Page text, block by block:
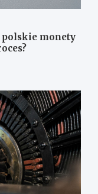
polskie monety